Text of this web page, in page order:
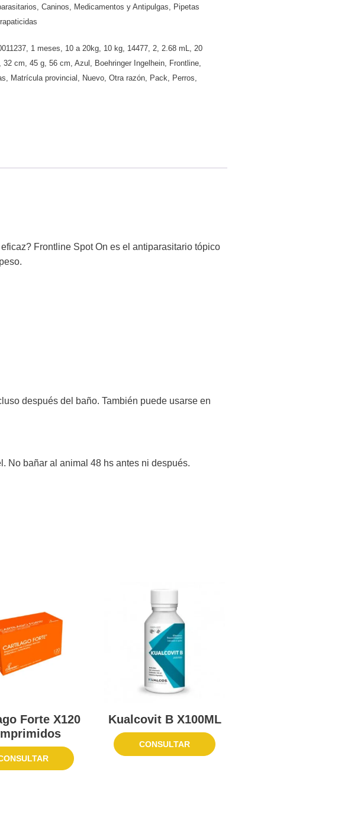
,Caninos, Medicamentos y Antipulgas, Pipetas
, 1 meses, 10 a 20kg, 10 kg, 14477,2,2.68 mL,20
,32 cm,45 g,56 cm,Azul , Boehringer Ingelhein, Frontline,
, Matrícula provincial , Nuevo,Otra razón, Pack, Perros,
Frontline Spot On es el antiparasitario tópico
después del baño. También puede usarse en
No bañar al animal 48 hs antes ni después.
Forte X120
Kualcovit B X100ML
CONSULTAR